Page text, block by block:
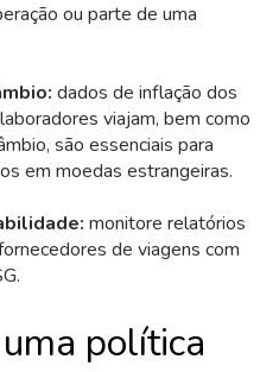
ou parte de uma
dados de inflação dos
viajam, bem como
são essenciais para
em moedas estrangeiras.
monitore relatórios
de viagens com
política